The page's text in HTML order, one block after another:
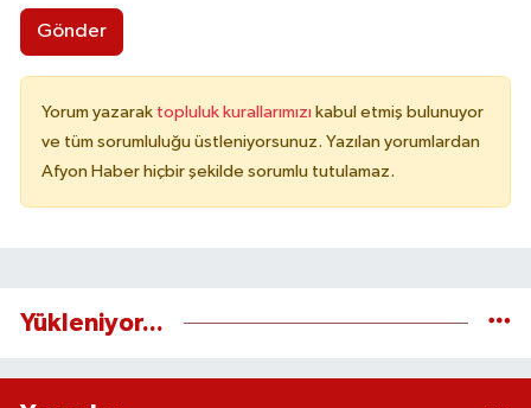
Gönder
Yorum yazarak topluluk kurallarımızı kabul etmiş bulunuyor
ve tüm sorumluluğu üstleniyorsunuz. Yazılan yorumlardan
Afyon Haber hiçbir şekilde sorumlu tutulamaz.
Yükleniyor...